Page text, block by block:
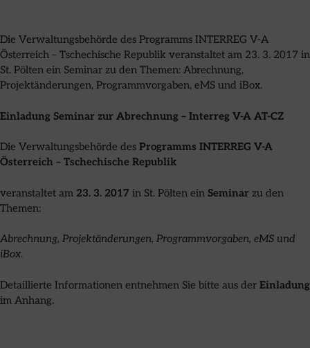
Die Verwaltungsbehörde des Programms INTERREG V-A
Österreich – Tschechische Republik veranstaltet am 23. 3. 2017 in
St. Pölten ein Seminar zu den Themen: Abrechnung,
Projektänderungen, Programmvorgaben, eMS und iBox.
Einladung Seminar zur Abrechnung – Interreg V-A AT-CZ
Die Verwaltungsbehörde des Programms INTERREG V-A
Österreich – Tschechische Republik
veranstaltet am 23. 3. 2017 in St. Pölten ein Seminar zu den
Themen:
Abrechnung, Projektänderungen, Programmvorgaben, eMS und
iBox.
Detaillierte Informationen entnehmen Sie bitte aus der Einladung
im Anhang.